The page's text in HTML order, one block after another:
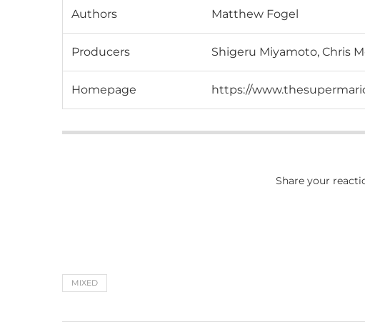
Authors Matthew Fogel
Producers Shigeru Miyamoto, Chris
Homepage https://
Share your
MIXED